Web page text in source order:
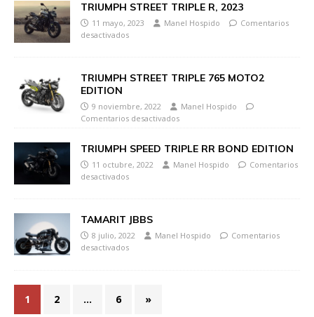
TRIUMPH STREET TRIPLE R, 2023
11 mayo, 2023 Manel Hospido
Comentarios
desactivados
TRIUMPH STREET TRIPLE 765 MOTO2
EDITION
9 noviembre, 2022
Manel Hospido
Comentarios desactivados
TRIUMPH SPEED TRIPLE RR BOND EDITION
11 octubre, 2022 Manel Hospido
Comentarios
desactivados
TAMARIT JBBS
8 julio, 2022 Manel Hospido
Comentarios
desactivados
1 2 … 6 »